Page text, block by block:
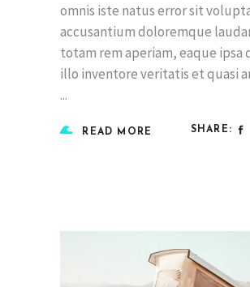
omnis iste natus error sit
accusantium doloremque
totam rem aperiam, eaque ipsa
illo inventore veritatis et quasi
READ MORE SHARE: